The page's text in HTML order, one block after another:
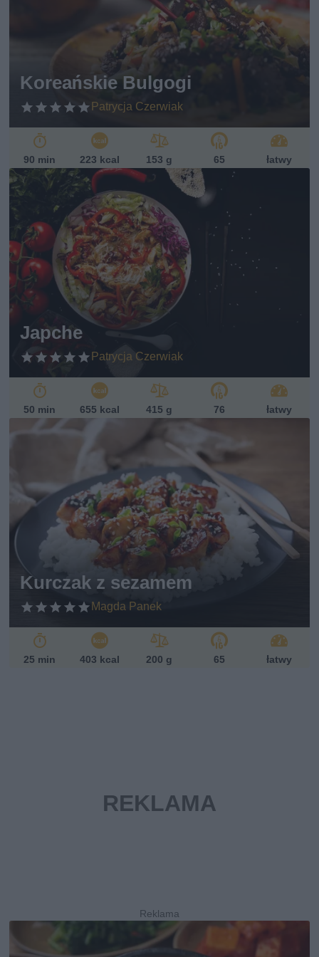
Koreańskie Bulgogi
Patrycja Czerwiak
90 min 223 kcal 153 g 65 łatwy
Japche
Patrycja Czerwiak
50 min 655 kcal 415 g 76 łatwy
Kurczak z sezamem
Magda Panek
25 min 403 kcal 200 g 65 łatwy